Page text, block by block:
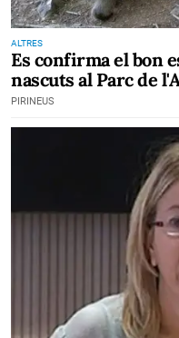
ALTRES
Es confirma el bon
nascuts al Parc de
PIRINEUS